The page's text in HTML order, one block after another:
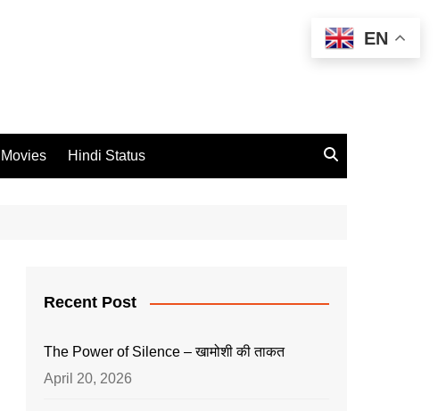
Movies Hindi Status
Recent Post
The Power of Silence – खामोशी की ताकत
April 20, 2026
EN